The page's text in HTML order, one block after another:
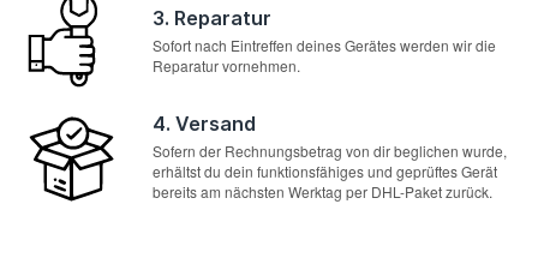
3. Reparatur
Sofort nach Eintreffen deines Gerätes werden wir die
Reparatur vornehmen.
4. Versand
Sofern der Rechnungsbetrag von dir beglichen wurde,
erhältst du dein funktionsfähiges und geprüftes Gerät
bereits am nächsten Werktag per DHL-Paket zurück.